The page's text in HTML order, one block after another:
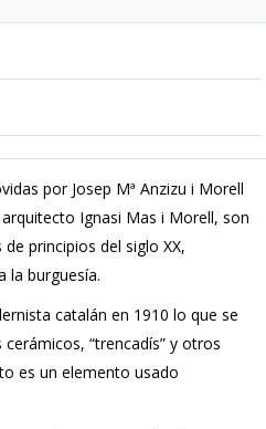
por Josep Mª Anzizu i Morell
Ignasi Mas i Morell, son
principios del siglo XX,
la burguesía.
catalán en 1910 lo que se
“trencadís” y otros
es un elemento usado